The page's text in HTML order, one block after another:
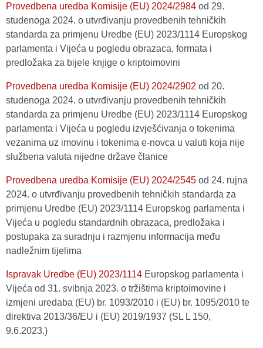
Provedbena uredba Komisije (EU) 2024/2984 оd 29.
studenoga 2024. o utvrđivanju provedbenih tehničkih
standarda za primjenu Uredbe (EU) 2023/1114 Europskog
parlamenta i Vijeća u pogledu obrazaca, formata i
predložaka za bijele knjige o kriptoimovini
Provedbena uredba Komisije (EU) 2024/2902 оd 20.
studenoga 2024. o utvrđivanju provedbenih tehničkih
standarda za primjenu Uredbe (EU) 2023/1114 Europskog
parlamenta i Vijeća u pogledu izvješćivanja o tokenima
vezanima uz imovinu i tokenima e-novca u valuti koja nije
službena valuta nijedne države članice
Provedbena uredba Komisije (EU) 2024/2545 оd 24. rujna
2024. o utvrđivanju provedbenih tehničkih standarda za
primjenu Uredbe (EU) 2023/1114 Europskog parlamenta i
Vijeća u pogledu standardnih obrazaca, predložaka i
postupaka za suradnju i razmjenu informacija među
nadležnim tijelima
Ispravak Uredbe (EU) 2023/1114 Europskog parlamenta i
Vijeća od 31. svibnja 2023. o tržištima kriptoimovine i
izmjeni uredaba (EU) br. 1093/2010 i (EU) br. 1095/2010 te
direktiva 2013/36/EU i (EU) 2019/1937 (SL L 150,
9.6.2023.)